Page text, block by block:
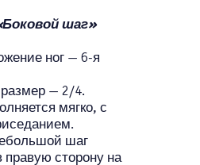
шаг»
ног — 6-я
— 2/4.
мягко, с
шаг
правую сторону на